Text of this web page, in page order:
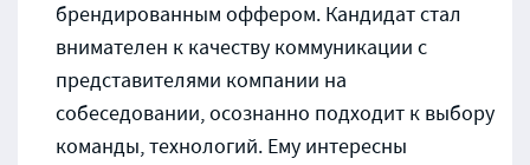
брендированным оффером. Кандидат стал
внимателен к качеству коммуникации с
представителями компании на
собеседовании, осознанно подходит к выбору
команды, технологий. Ему интересны